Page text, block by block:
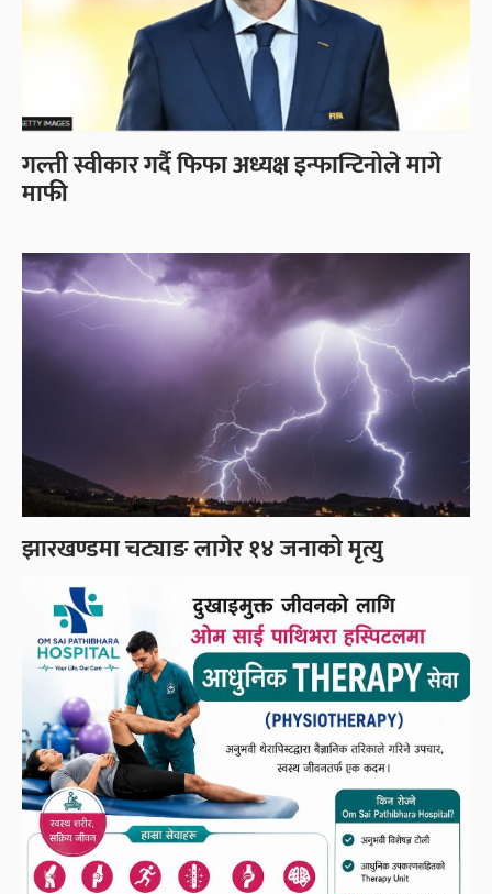
गल्ती स्वीकार गर्दै फिफा अध्यक्ष इन्फान्टिनोले मागे
माफी
झारखण्डमा चट्याङ लागेर १४ जनाको मृत्यु